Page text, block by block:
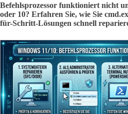
Befehlsprozessor funktioniert nicht
oder 10? Erfahren Sie, wie Sie
für-Schritt-Lösungen schnell